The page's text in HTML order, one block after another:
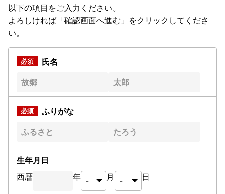
以下の項目をご入力ください。
よろしければ「確認画面へ進む」をクリックしてくださ
い。
氏名
ふりがな
生年月日
西暦
年 月 日